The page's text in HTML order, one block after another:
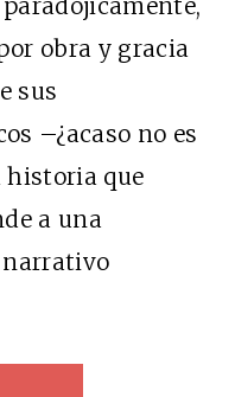
obra y gracia
sus
–¿acaso no es
historia que
a una
narrativo